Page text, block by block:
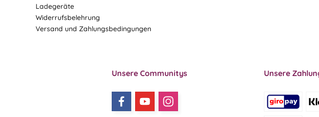
Ladegeräte
Widerrufsbelehrung
Versand und Zahlungsbedingungen
Unsere Communitys Unsere